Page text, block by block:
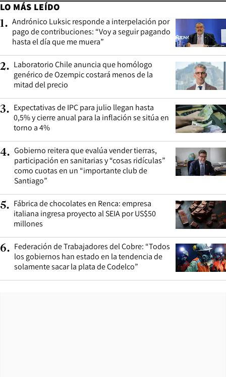
LO MÁS LEÍDO
1. Andrónico Luksic responde a interpelación por
pago de contribuciones: “Voy a seguir pagando
hasta el día que me muera”
2. Laboratorio Chile anuncia que homólogo
genérico de Ozempic costará menos de la
mitad del precio
3. Expectativas de IPC para julio llegan hasta
0,5% y cierre anual para la inflación se sitúa en
torno a 4%
4. Gobierno reitera que evalúa vender tierras,
participación en sanitarias y “cosas ridículas”
como cuotas en un “importante club de
Santiago”
5. Fábrica de chocolates en Renca: empresa
italiana ingresa proyecto al SEIA por US$50
millones
6. Federación de Trabajadores del Cobre: “Todos
los gobiernos han estado en la tendencia de
solamente sacar la plata de Codelco”